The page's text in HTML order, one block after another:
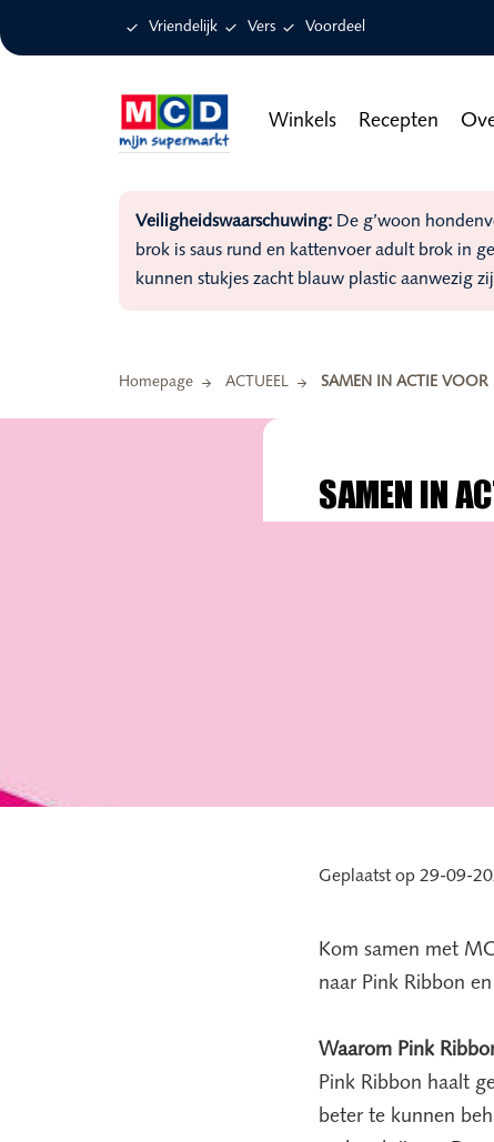
 Vriendelijk  Vers  Voordeel
Winkels Recepten
Veiligheidswaarschuwing: De g’woon
brok is saus rund en kattenvoer adult brok in
kunnen stukjes zacht blauw plastic aanwezig
Homepage ACTUEEL SAMEN IN ACTIE VOOR
SAMEN IN
Geplaatst op 29-09-
Kom samen met
naar Pink Ribbon
Waarom Pink
Pink Ribbon haalt
beter te kunnen